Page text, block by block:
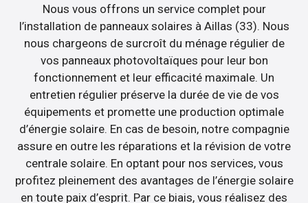
Nous vous offrons un service complet pour
l’installation de panneaux solaires à Aillas (33). Nous
nous chargeons de surcroît du ménage régulier de
vos panneaux photovoltaïques pour leur bon
fonctionnement et leur efficacité maximale. Un
entretien régulier préserve la durée de vie de vos
équipements et promette une production optimale
d’énergie solaire. En cas de besoin, notre compagnie
assure en outre les réparations et la révision de votre
centrale solaire. En optant pour nos services, vous
profitez pleinement des avantages de l’énergie solaire
en toute paix d’esprit. Par ce biais, vous réalisez des